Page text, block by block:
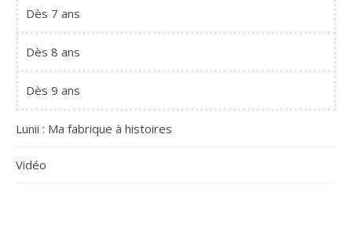
Dès 7 ans
Dès 8 ans
Dès 9 ans
Lunii : Ma fabrique à histoires
Vidéo